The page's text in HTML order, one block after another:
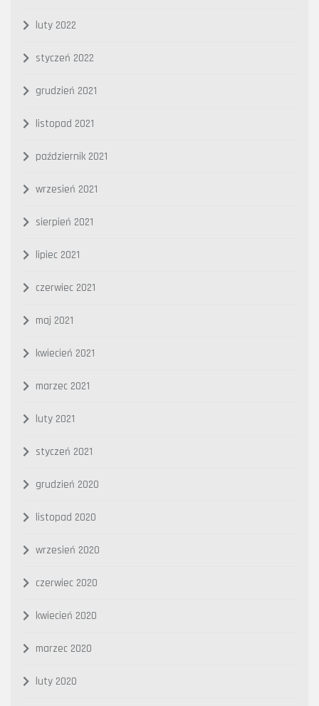
luty 2022
styczeń 2022
grudzień 2021
listopad 2021
październik 2021
wrzesień 2021
sierpień 2021
lipiec 2021
czerwiec 2021
maj 2021
kwiecień 2021
marzec 2021
luty 2021
styczeń 2021
grudzień 2020
listopad 2020
wrzesień 2020
czerwiec 2020
kwiecień 2020
marzec 2020
luty 2020